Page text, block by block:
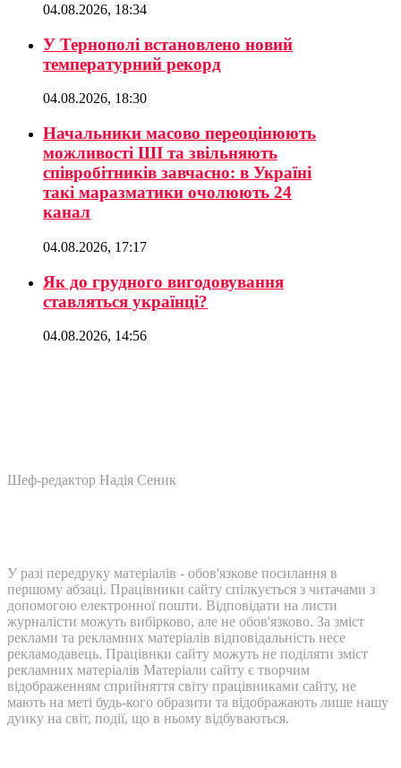
04.08.2026, 18:34
У Тернополі встановлено новий
температурний рекорд
04.08.2026, 18:30
Начальники масово переоцінюють
можливості ШІ та звільняють
співробітників завчасно: в Україні
такі маразматики очолюють 24
канал
04.08.2026, 17:17
Як до грудного вигодовування
ставляться українці?
04.08.2026, 14:56
Шеф-редактор Надія Сеник
У разі передруку матеріалів - обов'язкове посилання в
першому абзаці. Працівники сайту спілкується з читачами з
допомогою електронної пошти. Відповідати на листи
журналісти можуть вибірково, але не обов'язково. За зміст
реклами та рекламних матеріалів відповідальність несе
рекламодавець. Працівнки сайту можуть не поділяти зміст
рекламних матеріалів Матеріали сайту є творчим
відображенням сприйняття світу працівниками сайту, не
мають на меті будь-кого образити та відображають лише нашу
дуику на світ, події, що в ньому відбуваються.